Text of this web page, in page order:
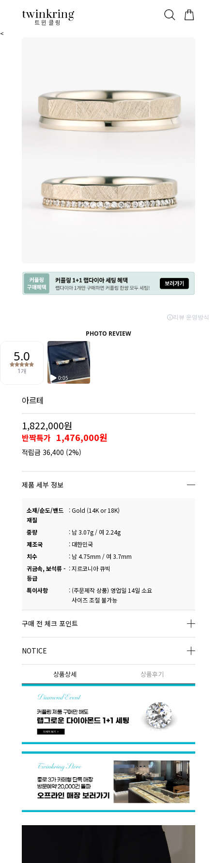
트윈클링
ALL 베스트 안쪽막음 웨딩/다이아 가드링/반지
<
아르테
1,822,000원
반짝특가 1,476,000원
적립금 36,400 (2%)
제품 세부 정보
소재/순도/밴드
재질
:Gold (14K or 18K)
중량 : 남 3.07g / 여 2.24g
제조국
: 대한민국
치수
: 남 4.75mm / 여 3.7mm
귀금속, 보석류 -
등급
:지르코니아 큐빅
특이사항 : (주문제작 상품) 영업일 14일 소요
사이즈 조절 불가능
구매 전 체크 포인트
NOTICE
상품상세 상품후기